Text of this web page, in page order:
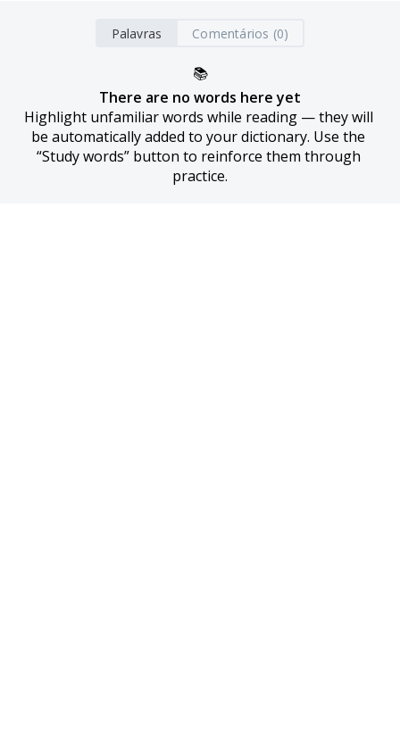
Palavras Comentários (0)
📚
There are no words here yet
Highlight unfamiliar words while reading — they will
be automatically added to your dictionary. Use the
“Study words” button to reinforce them through
practice.